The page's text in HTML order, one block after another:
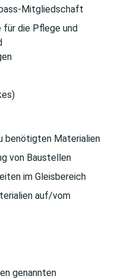
Mitgliedschaft
die Pflege und
benötigten Materialien
von Baustellen
im Gleisbereich
auf/vom
genannten